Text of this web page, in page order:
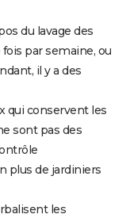
du lavage des
par semaine, ou
il y a des
qui conservent les
sont pas des
plus de jardiniers
les